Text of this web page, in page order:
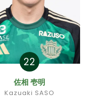
22
佐相 壱明
Kazuaki SASO